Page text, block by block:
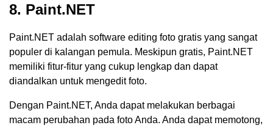
8. Paint.NET
Paint.NET adalah software editing foto gratis yang sangat
populer di kalangan pemula. Meskipun gratis, Paint.NET
memiliki fitur-fitur yang cukup lengkap dan dapat
diandalkan untuk mengedit foto.
Dengan Paint.NET, Anda dapat melakukan berbagai
macam perubahan pada foto Anda. Anda dapat memotong,